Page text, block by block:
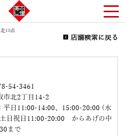
口店
店舗検索に戻る
54-3461
市北2丁目14-2
平日11:00-14:00、15:00-20:00 (水
日祝日11:00-20:00 からあげの中
まで